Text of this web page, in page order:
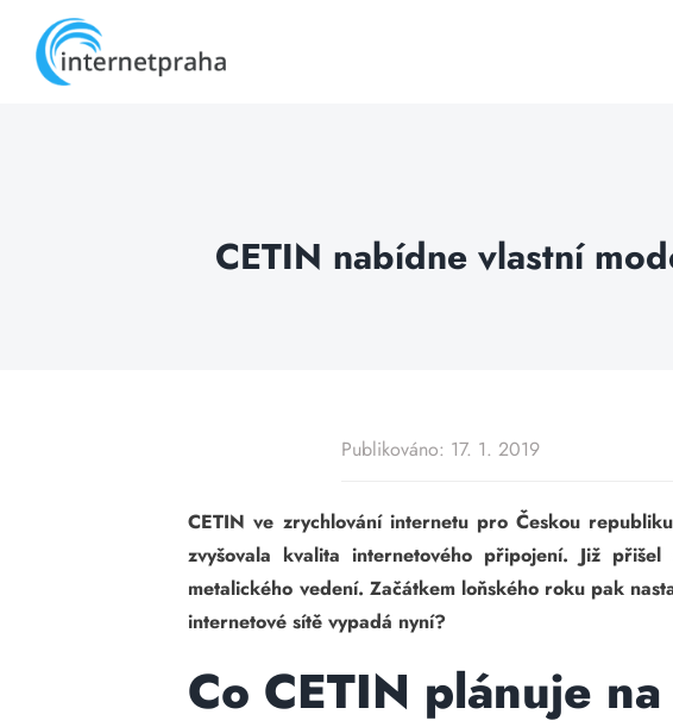
content
CETIN nabídne vlastní
Publikováno: 17. 1. 2019
CETIN ve zrychlování internetu pro Českou
zvyšovala kvalita internetového připojení. Již
metalického vedení. Začátkem loňského roku pak
internetové sítě vypadá nyní?
Co CETIN plánuje